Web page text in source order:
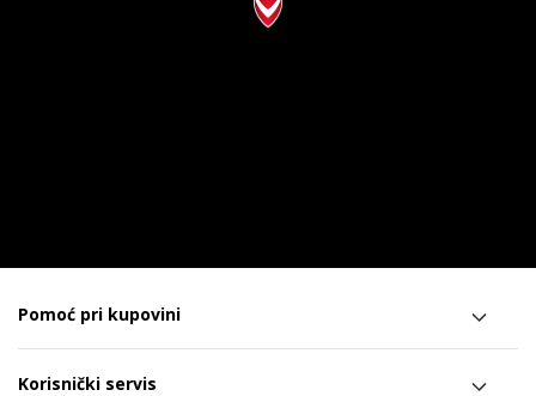
Pomoć pri kupovini
Korisnički servis